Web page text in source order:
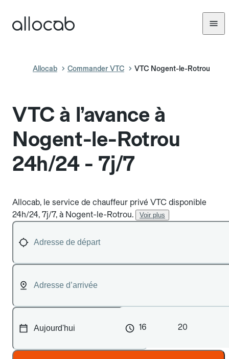
Allocab Commander VTC VTC Nogent-le-Rotrou
VTC à l’avance à
Nogent-le-Rotrou
24h/24 - 7j/7
Allocab, le service de chauffeur privé VTC disponible
24h/24, 7j/7, à Nogent-le-Rotrou.
Voir plus
16 20